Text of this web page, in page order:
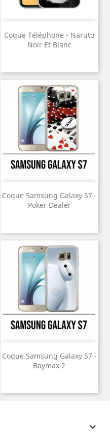
Coque Téléphone - Naruto
Noir Et Blanc
Coque Samsung Galaxy S7 -
Poker Dealer
Coque Samsung Galaxy S7 -
Baymax 2
